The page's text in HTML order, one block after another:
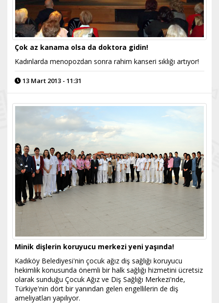
Çok az kanama olsa da doktora gidin!
Kadınlarda menopozdan sonra rahim kanseri sıklığı artıyor!
13 Mart 2013 - 11:31
Minik dişlerin koruyucu merkezi yeni yaşında!
Kadıköy Belediyesi'nin çocuk ağız diş sağlığı koruyucu
hekimlik konusunda önemli bir halk sağlığı hizmetini ücretsiz
olarak sunduğu Çocuk Ağız ve Diş Sağlığı Merkezi'nde,
Türkiye'nin dört bir yanından gelen engellilerin de diş
ameliyatları yapılıyor.